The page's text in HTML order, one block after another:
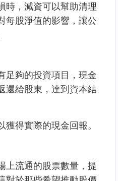
時，減資可以幫助清理
每股淨值的影響，讓公
足夠的投資項目，現金
還給股東，達到資本結
獲得實際的現金回報。
上流通的股票數量，提